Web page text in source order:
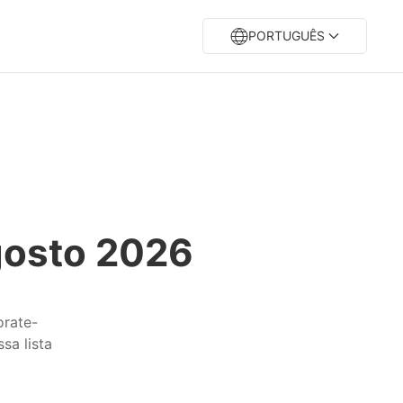
PORTUGUÊS
2026
lista